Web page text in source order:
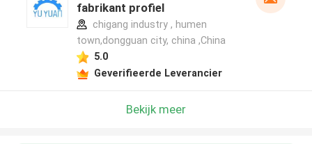
fabrikant profiel
chigang industry , humen
town,dongguan city, china ,China
5.0
Geverifieerde Leverancier
Bekijk meer